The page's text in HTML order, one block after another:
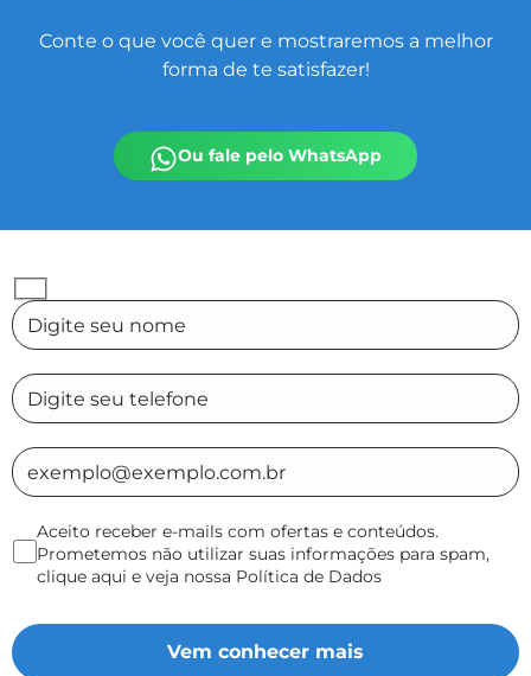
Conte o que você quer e mostraremos a melhor
forma de te satisfazer!
Ou fale pelo WhatsApp
Aceito receber e-mails com ofertas e conteúdos.
Prometemos não utilizar suas informações para spam,
clique aqui e veja nossa Política de Dados